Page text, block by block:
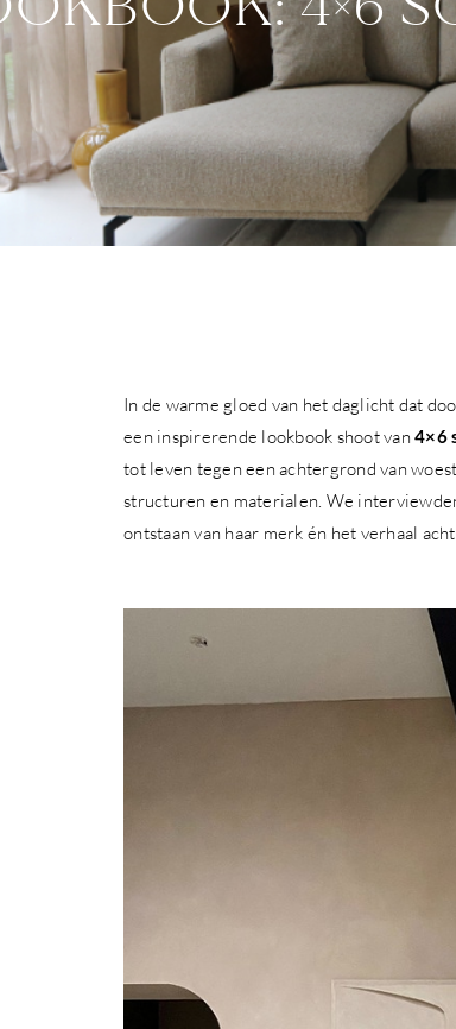
In de warme gloed van het daglicht dat
een inspirerende lookbook shoot van 4×6
tot leven tegen een achtergrond van
structuren en materialen. We
ontstaan van haar merk én het verhaal